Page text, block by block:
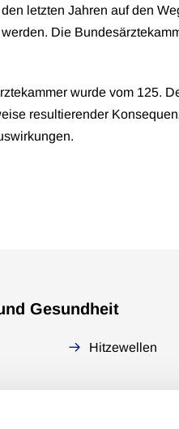
letzten Jahren auf den
Die
wurde vom 125.
resultierender
Gesundheit
Hitzewellen